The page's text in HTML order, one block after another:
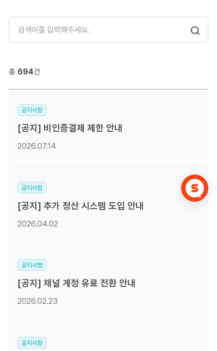
총 694건
공지사항
[공지] 비인증결제 제한 안내
2026.07.14
공지사항
[공지] 추가 정산 시스템 도입 안내
2026.04.02
공지사항
[공지] 채널 계정 유료 전환 안내
2026.02.23
공지사항